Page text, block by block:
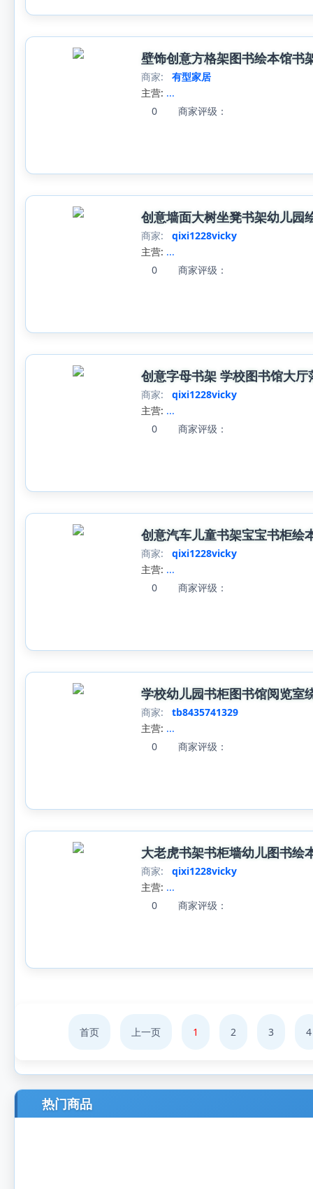
壁饰创意方格架图书绘本馆书
商家:
有型家居
主营: ...
0
商家评级：
创意墙面大树坐凳书架幼儿园
商家:
qixi1228vicky
主营: ...
0
商家评级：
创意字母书架 学校图书馆大
商家:
qixi1228vicky
主营: ...
0
商家评级：
创意汽车儿童书架宝宝书柜绘
商家:
qixi1228vicky
主营: ...
0
商家评级：
学校幼儿园书柜图书馆阅览室
商家:
tb8435741329
主营: ...
0
商家评级：
大老虎书架书柜墙幼儿图书绘
商家:
qixi1228vicky
主营: ...
0
商家评级：
首页 上一页 1 2 3 4
热门商品